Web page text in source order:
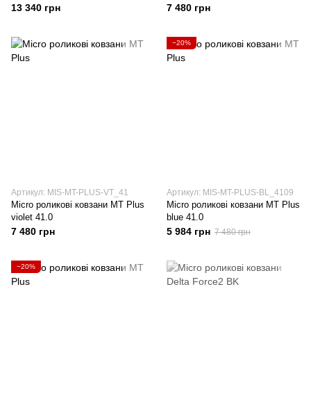
13 340 грн 7 480 грн
Артикул: MIS-MT-PLUS-VT_41
Micro роликові ковзани MT Plus
violet 41.0
7 480 грн
−20%
Артикул: MIS-MT-PLUS-BL_4109
Micro роликові ковзани MT Plus
blue 41.0
5 984 грн 7 480 грн
−20%